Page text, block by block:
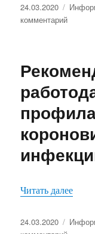
лет.
Опубликовано
24.03.2020
комментарийк
19
Читать далее
Опубликовано
24.03.2020